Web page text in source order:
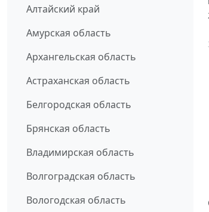
Алтайский край
Амурская область
Архангельская область
Астраханская область
Белгородская область
Брянская область
Владимирская область
Волгоградская область
Вологодская область